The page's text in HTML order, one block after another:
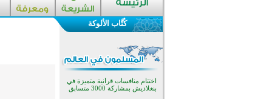
كُتَّاب الألوكة
اختتام الدورة التاسعة لمسابقة حفظ
تيسليتش تختتم برنامجا تعليميا لتعزيز
القيم وبناء الشخصية للشباب
المسلمين
اختتام منافسات قرآنية متميزة في
بنغلاديش بمشاركة 3000 متسابق